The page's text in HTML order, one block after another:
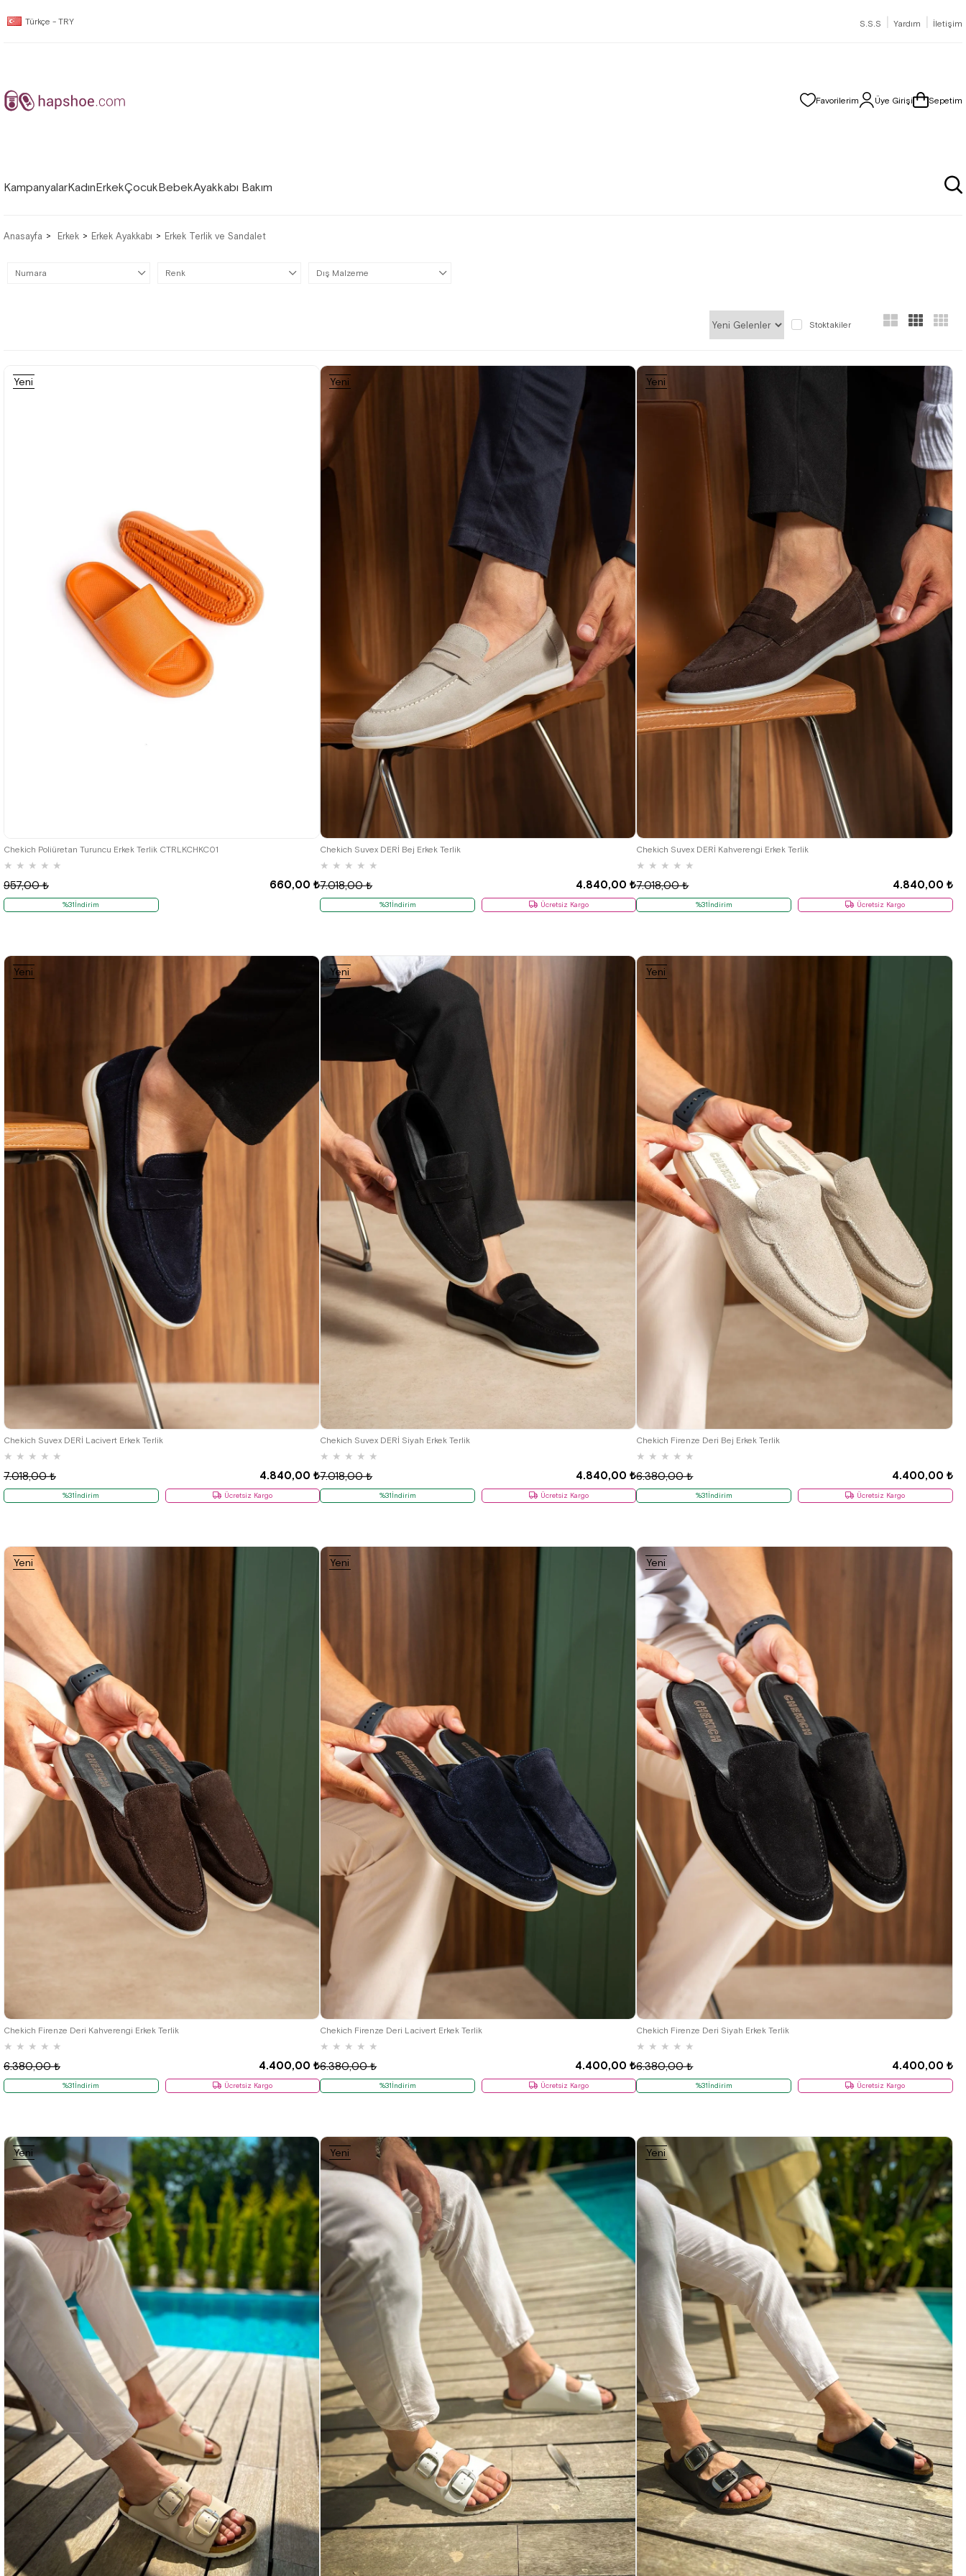
Türkçe - TRY S.S.S | Yardım | İletişim
Favorilerim Üye Girişi Sepetim
KampanyalarKadınErkekÇocukBebekAyakkabı Bakım
Anasayfa Erkek Erkek Ayakkabı Erkek Terlik ve Sandalet
Numara Renk Dış Malzeme
Stoktakiler
Chekich Poliüretan Turuncu Erkek Terlik CTRLKCHKC01
★ ★ ★ ★ ★
660,00 ₺
957,00 ₺
%31İndirim
Yeni
Chekich Suvex DERİ Bej Erkek Terlik
★ ★ ★ ★ ★
4.840,00 ₺
7.018,00 ₺
%31İndirim Ücretsiz Kargo
Yeni
Chekich Suvex DERİ Kahverengi Erkek Terlik
★ ★ ★ ★ ★
4.840,00 ₺
7.018,00 ₺
%31İndirim Ücretsiz Kargo
Yeni
44
Chekich Suvex DERİ Lacivert Erkek Terlik
★ ★ ★ ★ ★
4.840,00 ₺
7.018,00 ₺
%31İndirim Ücretsiz Kargo
Yeni
42
Chekich Suvex DERİ Siyah Erkek Terlik
★ ★ ★ ★ ★
4.840,00 ₺
7.018,00 ₺
%31İndirim Ücretsiz Kargo
Yeni
Ürün
Chekich Firenze Deri Bej Erkek Terlik
★ ★ ★ ★ ★
4.400,00 ₺
6.380,00 ₺
%31İndirim Ücretsiz Kargo
Yeni
Chekich Firenze Deri Kahverengi Erkek Terlik
★ ★ ★ ★ ★
4.400,00 ₺
6.380,00 ₺
%31İndirim Ücretsiz Kargo
Yeni
Chekich Firenze Deri Lacivert Erkek Terlik
★ ★ ★ ★ ★
4.400,00 ₺
6.380,00 ₺
%31İndirim Ücretsiz Kargo
Yeni
Chekich Firenze Deri Siyah Erkek Terlik
★ ★ ★ ★ ★
4.400,00 ₺
6.380,00 ₺
%31İndirim Ücretsiz Kargo
Yeni
Ürün
Yeni
Ürün
Yeni
Ürün
Yeni
Ürün